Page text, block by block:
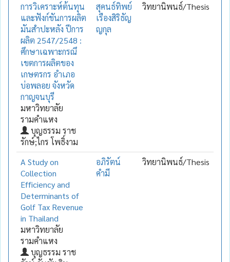
การวิเคราะห์ต้นทุน
และฟังก์ชันการผลิต
มันสำปะหลัง ปีการ
ผลิต 2547/2548 :
ศึกษาเฉพาะกรณึ
เขตการผลิตของ
เกษตรกร อำเภอ
บ่อพลอย จังหวัด
กาญจนบุรี
มหาวิทยาลัย
รามคำแหง
บุญธรรม ราช
รักษ์;ไกร โพธิ์งาม
สุคนธ์ทิพย์
เรืองสิริธัญ
ญกุล
วิทยานิพนธ์/Thesis
A Study on
Collection
Efficiency and
Determinants of
Golf Tax Revenue
in Thailand
มหาวิทยาลัย
รามคำแหง
บุญธรรม ราช
อภิรัตน์
คำมี
วิทยานิพนธ์/Thesis